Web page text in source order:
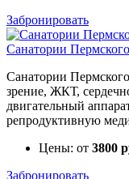
Забронировать
Санатории
Санатории
зрение, ЖКТ,
двигательный
репродуктивную
Цены: от 3800
Забронировать